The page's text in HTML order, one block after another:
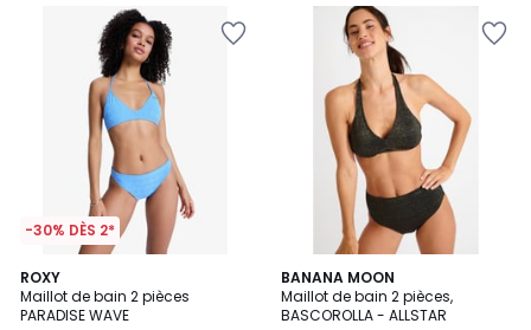
-30% DÈS 2*
ROXY
Maillot de bain 2 pièces
PARADISE WAVE
BANANA MOON
Maillot de bain 2 pièces,
BASCOROLLA - ALLSTAR
2
Couleurs